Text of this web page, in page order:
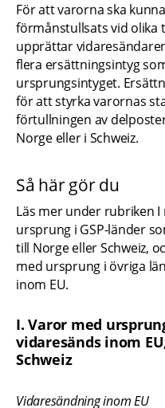
För att varorna ska
förmånstullsats vid
upprättar
flera ersättningsintyg
ursprungsintyget.
för att styrka varornas
förtullningen av
Norge eller i Schweiz.
Så här gör du
Läs mer under rubriken
ursprung i GSP-länder
till Norge eller Schweiz,
med ursprung i övriga
inom EU.
I. Varor med
vidaresänds inom
Schweiz
Vidaresändning inom EU